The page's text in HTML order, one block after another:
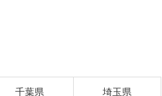
千葉県 埼玉県